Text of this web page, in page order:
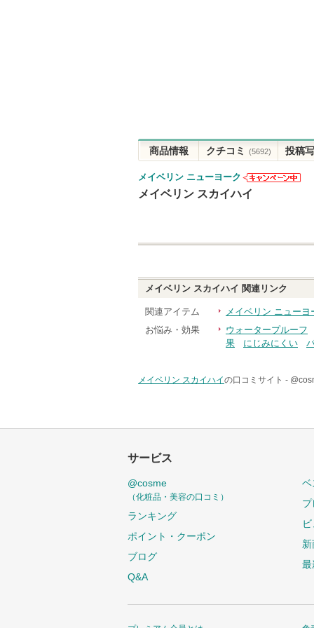
商品情報 クチコミ (5692) 投稿
メイベリン ニューヨーク
メイベリン ニ
があります
メイベリン スカイハイ
メイベリン スカイハイ 関連リンク
関連アイテム
メイベリン ニュー
お悩み・効果
ウォータープルーフ
果
にじみにくい
メイベリン スカイハイの口コミサイト -
サービス
@cosme
（化粧品・美容の口コミ）
ランキング
ポイント・クーポン
ブログ
Q&A
ベ
最